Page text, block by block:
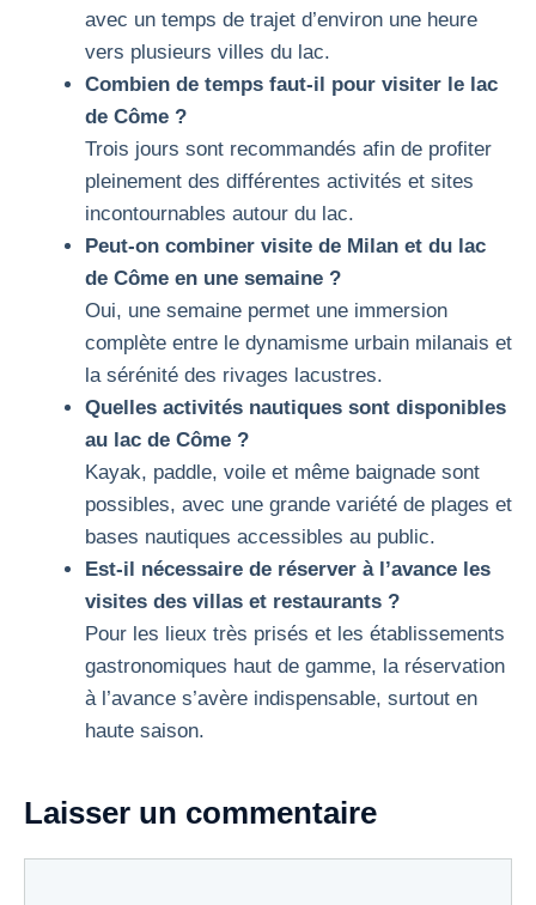
avec un temps de trajet d’environ une heure
vers plusieurs villes du lac.
Combien de temps faut-il pour visiter le lac
de Côme ?
Trois jours sont recommandés afin de profiter
pleinement des différentes activités et sites
incontournables autour du lac.
Peut-on combiner visite de Milan et du lac
de Côme en une semaine ?
Oui, une semaine permet une immersion
complète entre le dynamisme urbain milanais et
la sérénité des rivages lacustres.
Quelles activités nautiques sont disponibles
au lac de Côme ?
Kayak, paddle, voile et même baignade sont
possibles, avec une grande variété de plages et
bases nautiques accessibles au public.
Est-il nécessaire de réserver à l’avance les
visites des villas et restaurants ?
Pour les lieux très prisés et les établissements
gastronomiques haut de gamme, la réservation
à l’avance s’avère indispensable, surtout en
haute saison.
Laisser un commentaire